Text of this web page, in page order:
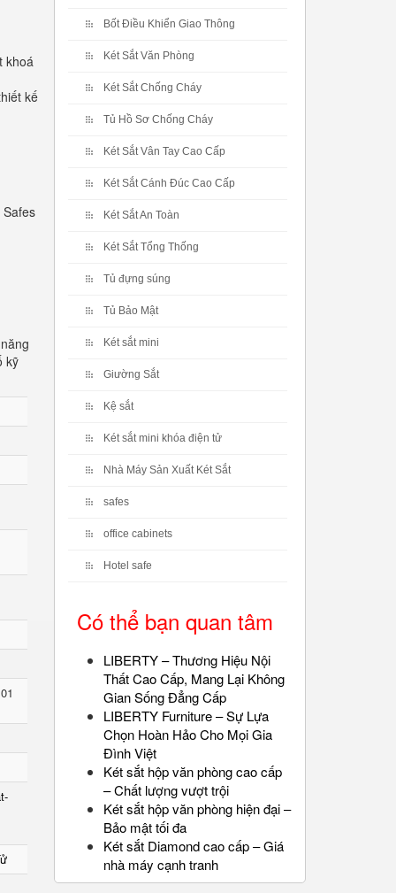
khoá
kế
kỹ
Bốt Điều Khiển Giao Thông
Két Sắt Văn Phòng
Két Sắt Chống Cháy
Tủ Hồ Sơ Chống Cháy
Két Sắt Vân Tay Cao Cấp
Két Sắt Cánh Đúc Cao Cấp
Két Sắt An Toàn
Két Sắt Tổng Thống
Tủ đựng súng
Tủ Bảo Mật
Két sắt mini
Giường Sắt
Kệ sắt
Két sắt mini khóa điện tử
Nhà Máy Sản Xuất Két Sắt
safes
office cabinets
Hotel safe
Có thể bạn quan tâm
LIBERTY – Thương Hiệu Nội
Thất Cao Cấp, Mang Lại Không
Gian Sống Đẳng Cấp
LIBERTY Furniture – Sự Lựa
Chọn Hoàn Hảo Cho Mọi Gia
Đình Việt
Két sắt hộp văn phòng cao cấp
– Chất lượng vượt trội
Két sắt hộp văn phòng hiện đại –
Bảo mật tối đa
Két sắt Diamond cao cấp – Giá
nhà máy cạnh tranh